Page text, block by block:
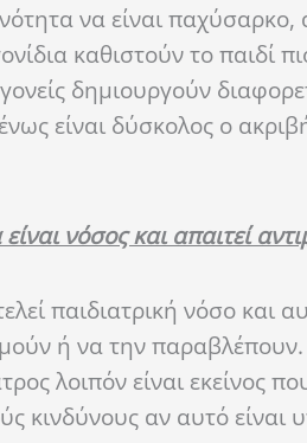
να είναι
καθιστούν το παιδί
δημιουργούν
είναι δύσκολος ο
νόσος και απαιτεί
παιδιατρική νόσο και
ή να την
λοιπόν είναι εκείνος
κινδύνους αν αυτό